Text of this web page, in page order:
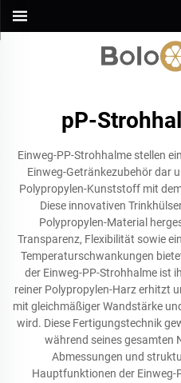
pP-
Einweg-PP-Strohhalme stellen
Einweg-Getränkezubehör dar
Polypropylen-Kunststoff mit
Diese innovativen
Polypropylen-Material
Transparenz, Flexibilität sowie
Temperaturschwankungen
der Einweg-PP-Strohhalme ist
reiner Polypropylen-Harz erhitzt
mit gleichmäßiger Wandstärke
wird. Diese Fertigungstechnik
während seines gesamten
Abmessungen und
Hauptfunktionen der Einweg-